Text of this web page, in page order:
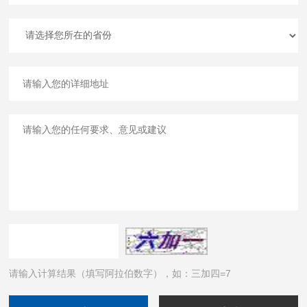
请输入计算结果（填写阿拉伯数字），如：三加四=7